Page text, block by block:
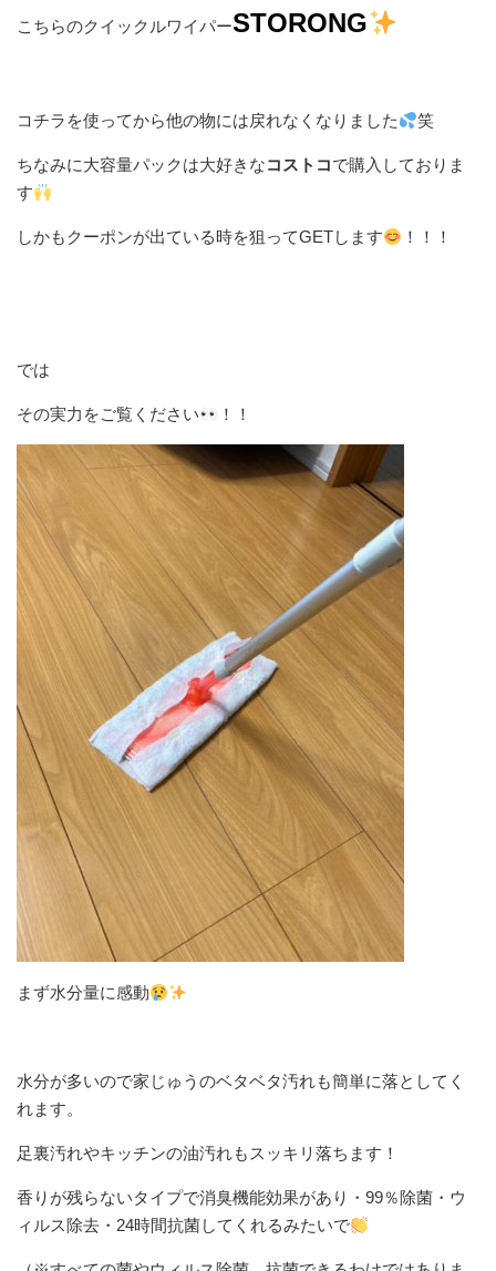
こちらのクイックルワイパーSTORONG
コチラを使ってから他の物には戻れなくなりました 笑
ちなみに大容量パックは大好きなコストコで購入しておりま
す
しかもクーポンが出ている時を狙ってGETします ！！！
では
その実力をご覧ください ！！
まず水分量に感動
水分が多いので家じゅうのベタベタ汚れも簡単に落としてく
れます。
足裏汚れやキッチンの油汚れもスッキリ落ちます！
香りが残らないタイプで消臭機能効果があり・99％除菌・ウ
ィルス除去・24時間抗菌してくれるみたいで